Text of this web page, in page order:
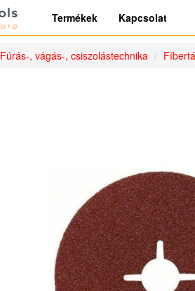
Termékek Kapcsolat
Fúrás-, vágás-, csiszolástechnika